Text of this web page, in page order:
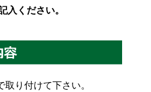
入ください。
り付けて下さい。